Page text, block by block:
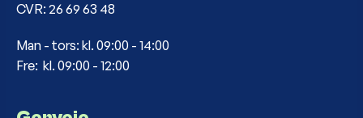
CVR: 26 69 63 48
Man - tors: kl. 09:00 - 14:00
Fre: kl. 09:00 - 12:00